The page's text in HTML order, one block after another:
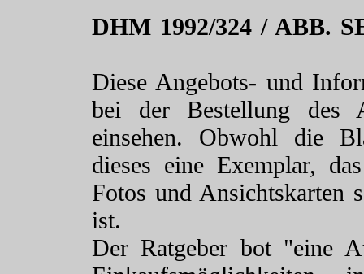
DHM 1992/324 / ABB.
Diese Angebots- und
bei der Bestellung des
einsehen. Obwohl die
dieses eine Exemplar,
Fotos und Ansichtskarten
ist.
Der Ratgeber bot "eine